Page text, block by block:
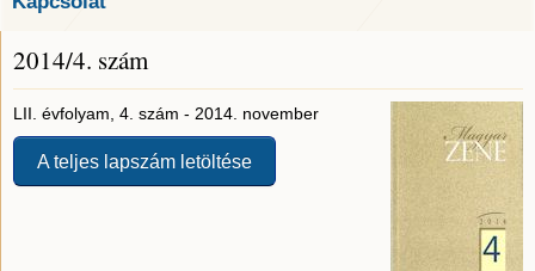
2014/4. szám
LII. évfolyam, 4. szám - 2014. november
A teljes lapszám letöltése